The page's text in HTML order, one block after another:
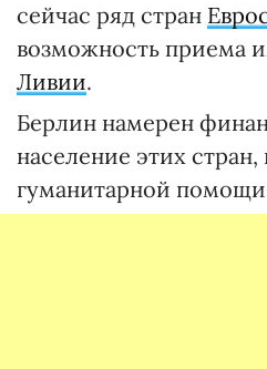
сейчас ряд стран
возможность приема
Ливии.
Берлин намерен
население этих стран,
гуманитарной